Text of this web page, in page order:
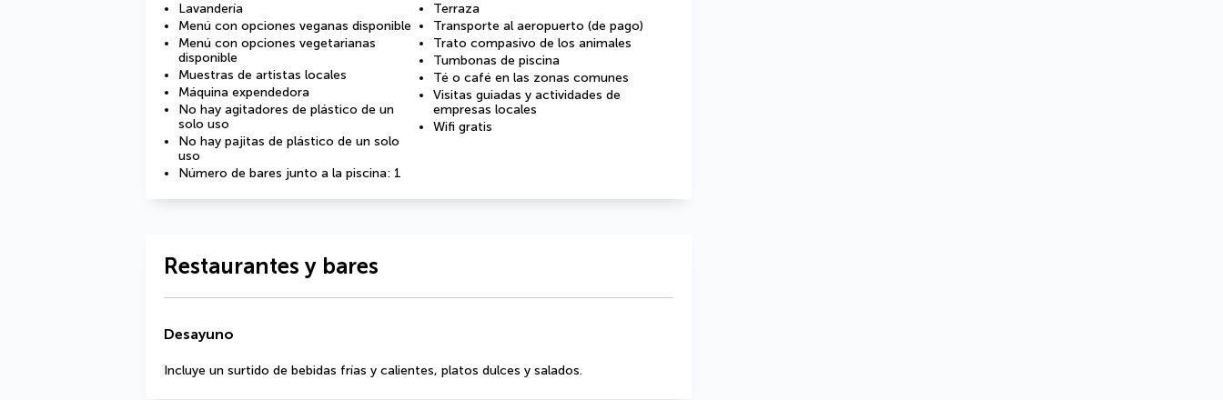
Lavandería
Menú con opciones veganas disponible
Menú con opciones vegetarianas
disponible
Muestras de artistas locales
Máquina expendedora
No hay agitadores de plástico de un
solo uso
No hay pajitas de plástico de un solo
uso
Número de bares junto a la piscina: 1
Terraza
Transporte al aeropuerto (de pago)
Trato compasivo de los animales
Tumbonas de piscina
Té o café en las zonas comunes
Visitas guiadas y actividades de
empresas locales
Wifi gratis
Restaurantes y bares
Desayuno
Incluye un surtido de bebidas frías y calientes, platos dulces y salados.